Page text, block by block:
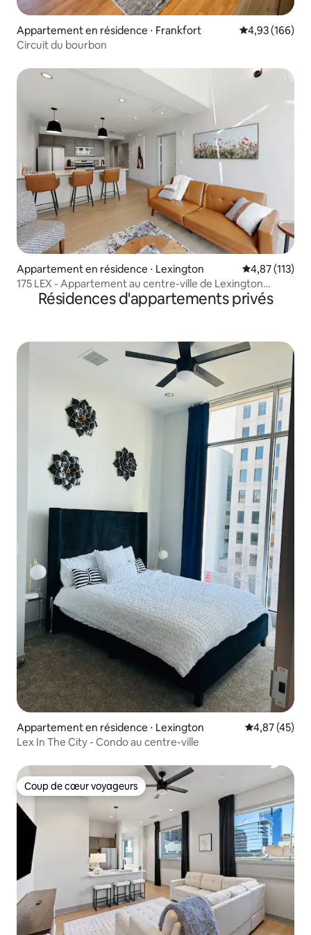
Appartement en résidence ⋅ Frankfort Évaluation
4,93 (166)
Circuit du bourbon
Appartement en résidence ⋅ Lexington Évaluation
4,87 (113)
175 LEX - Appartement au centre-ville de Lexington
accessible à pied
Résidences d'appartements privés
Appartement en résidence ⋅ Lexington Évaluation
4,87 (45)
Lex In The City - Condo au centre-ville
Coup de cœur voyageurs
Coup de cœur voyageurs